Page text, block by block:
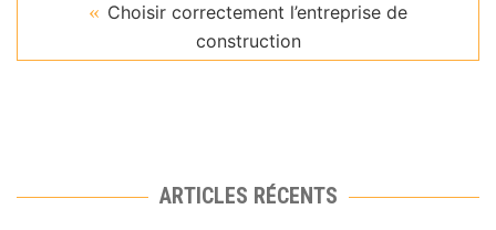
Choisir correctement l’entreprise de
construction
ARTICLES RÉCENTS